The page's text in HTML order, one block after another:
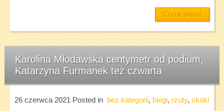
Czytaj więcej
Karolina Młodawska centymetr od podium,
Katarzyna Furmanek też czwarta
26 czerwca 2021 Posted in bez kategorii, biegi, rzuty, skoki